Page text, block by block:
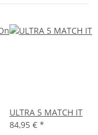
ULTRA 5 MATCH IT
84,95 € *